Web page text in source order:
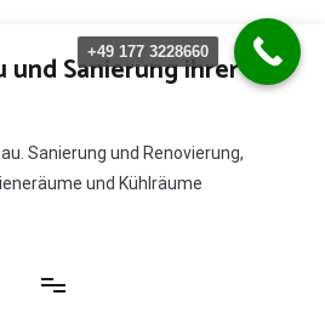
und Sanierung ihrer
Sanierung und Renovierung,
und Kühlräume
+49 177 3228660